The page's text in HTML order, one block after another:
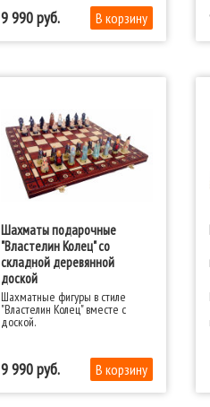
9 990
Шахматы подарочные
"Властелин Колец" со
складной деревянной
доской
Шахматные фигуры в стиле
"Властелин Колец" вместе с
доской.
9 990